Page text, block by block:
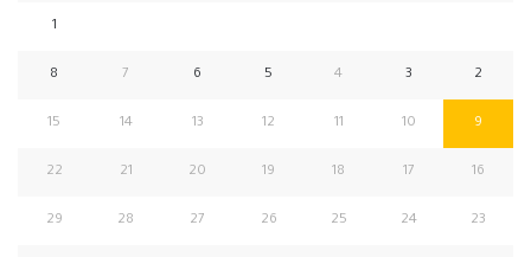
1
2
3
4
5
6
7
8
9
10
11
12
13
14
15
16
17
18
19
20
21
22
23
24
25
26
27
28
29